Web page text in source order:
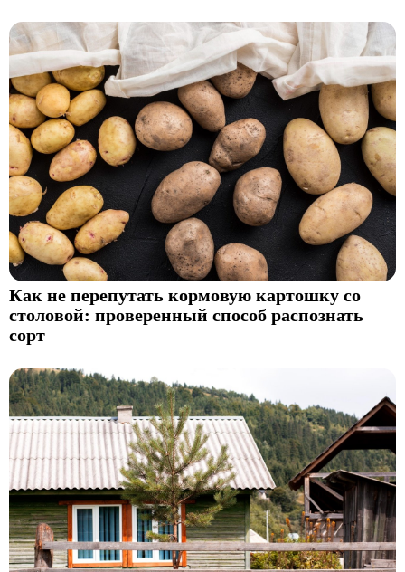
Как не перепутать кормовую картошку со
столовой: проверенный способ распознать
сорт